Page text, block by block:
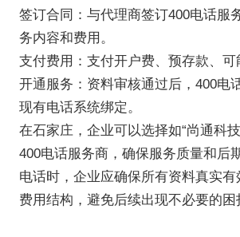
签订合同：与代理商签订400电话服
务内容和费用。
支付费用：支付开户费、预存款、可
开通服务：资料审核通过后，400电
现有电话系统绑定。
在石家庄，企业可以选择如“尚通科
400电话服务商，确保服务质量和后
电话时，企业应确保所有资料真实
费用结构，避免后续出现不必要的困